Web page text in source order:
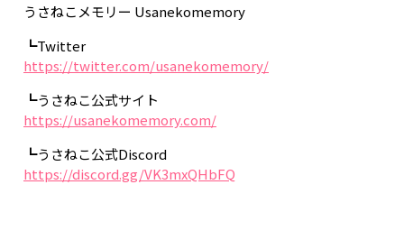
うさねこメモリー Usanekomemory
┗Twitter
https://twitter.com/usanekomemory/
┗うさねこ公式サイト
https://usanekomemory.com/
┗うさねこ公式Discord
https://discord.gg/VK3mxQHbFQ